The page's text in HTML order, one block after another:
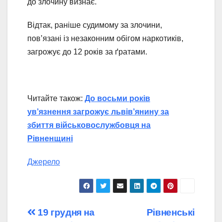
до злочину визнає.
Відтак, раніше судимому за злочини,
пов’язані із незаконним обігом наркотиків,
загрожує до 12 років за ґратами.
Читайте також: До восьми років
ув’язнення загрожує львів’янину за
збиття військовослужбовця на
Рівненщині
Джерело
Навігація
Рівненські
19 грудня на